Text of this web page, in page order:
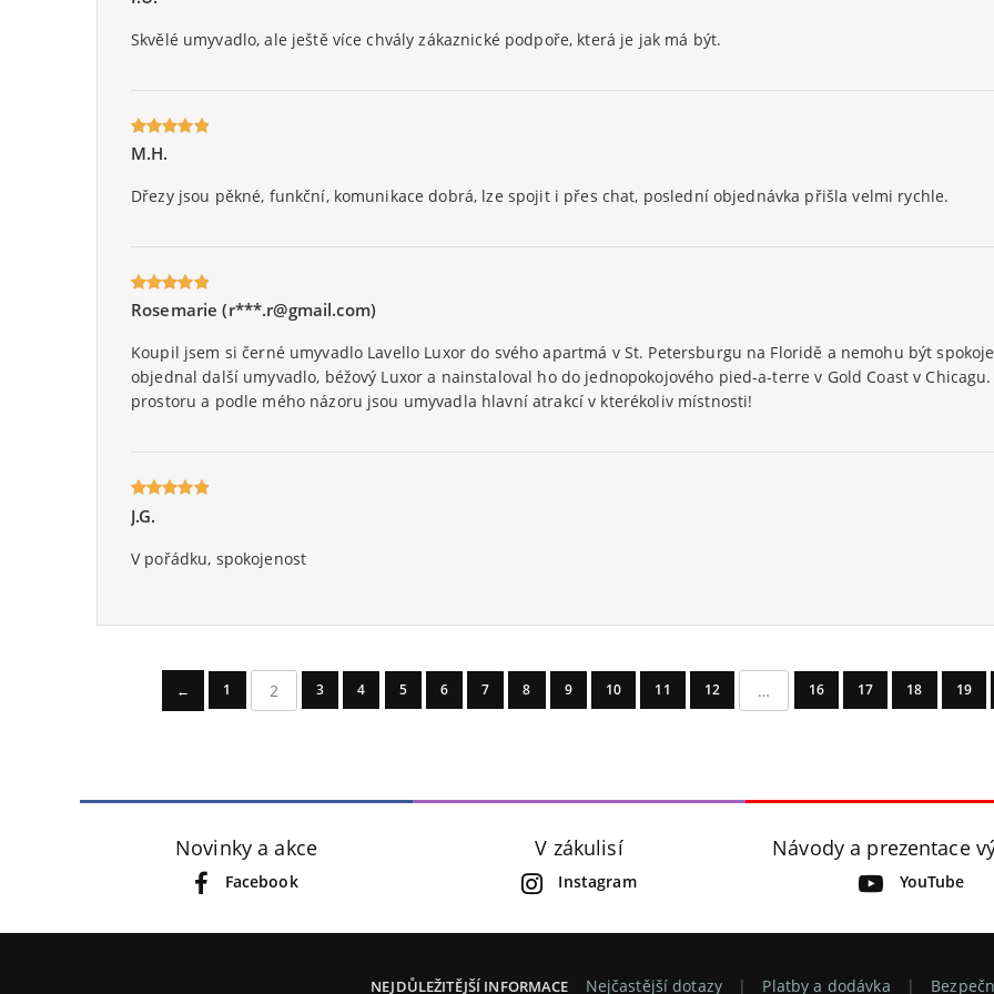
Skvělé umyvadlo, ale ještě více chvály zákaznické podpoře, která je jak má být.
Oceniony
M.H.
Dřezy jsou pěkné, funkční, komunikace dobrá, lze spojit i přes chat, poslední objednávka přišla velmi rychle.
Oceniony
Rosemarie (r***.r@gmail.com)
Koupil jsem si černé umyvadlo Lavello Luxor do svého apartmá v St. Petersburgu na Floridě a nemohu být
objednal další umyvadlo, béžový Luxor a nainstaloval ho do jednopokojového pied-a-terre v Gold Coast v
prostoru a podle mého názoru jsou umyvadla hlavní atrakcí v kterékoliv místnosti!
Oceniony
J.G.
V pořádku, spokojenost
← 1 2 3 4 5 6 7 8 9 10 11 12 … 16 17 18 19
Novinky a akce
Facebook
V zákulisí
Instagram
Návody a prezentace
YouTube
NEJDŮLEŽITĚJŠÍ INFORMACE Nejčastější dotazy Platby a dodávka